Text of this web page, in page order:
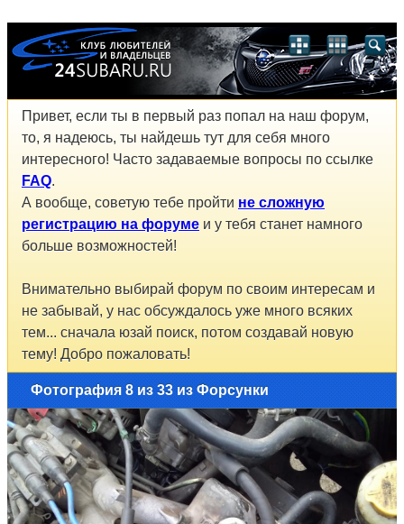
Привет, если ты в первый раз попал на наш форум,
то, я надеюсь, ты найдешь тут для себя много
интересного! Часто задаваемые вопросы по ссылке
FAQ.
А вообще, советую тебе пройти не сложную
регистрацию на форуме и у тебя станет намного
больше возможностей!
Внимательно выбирай форум по своим интересам и
не забывай, у нас обсуждалось уже много всяких
тем... сначала юзай поиск, потом создавай новую
тему! Добро пожаловать!
Фотография 8 из 33 из Форсунки